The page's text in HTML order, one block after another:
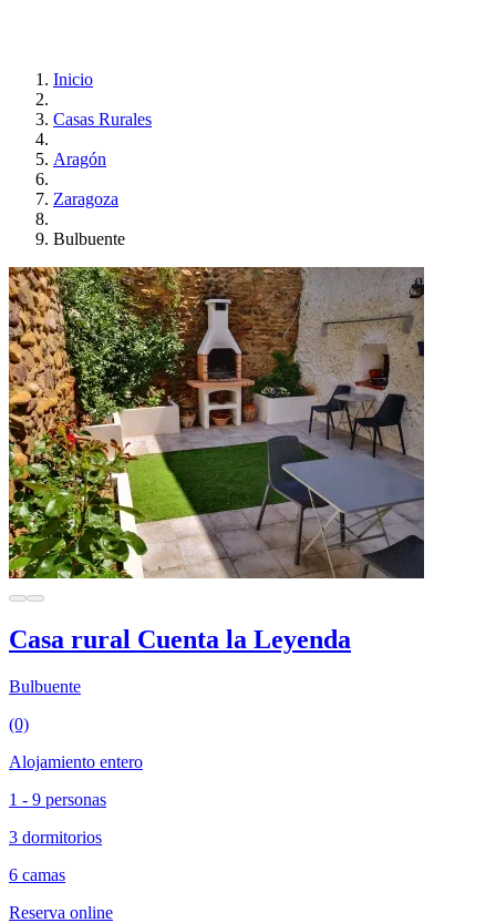
Inicio
Casas Rurales
Aragón
Zaragoza
Bulbuente
Casa rural Cuenta la Leyenda
Bulbuente
(0)
Alojamiento entero
1 - 9 personas
3 dormitorios
6 camas
Reserva online